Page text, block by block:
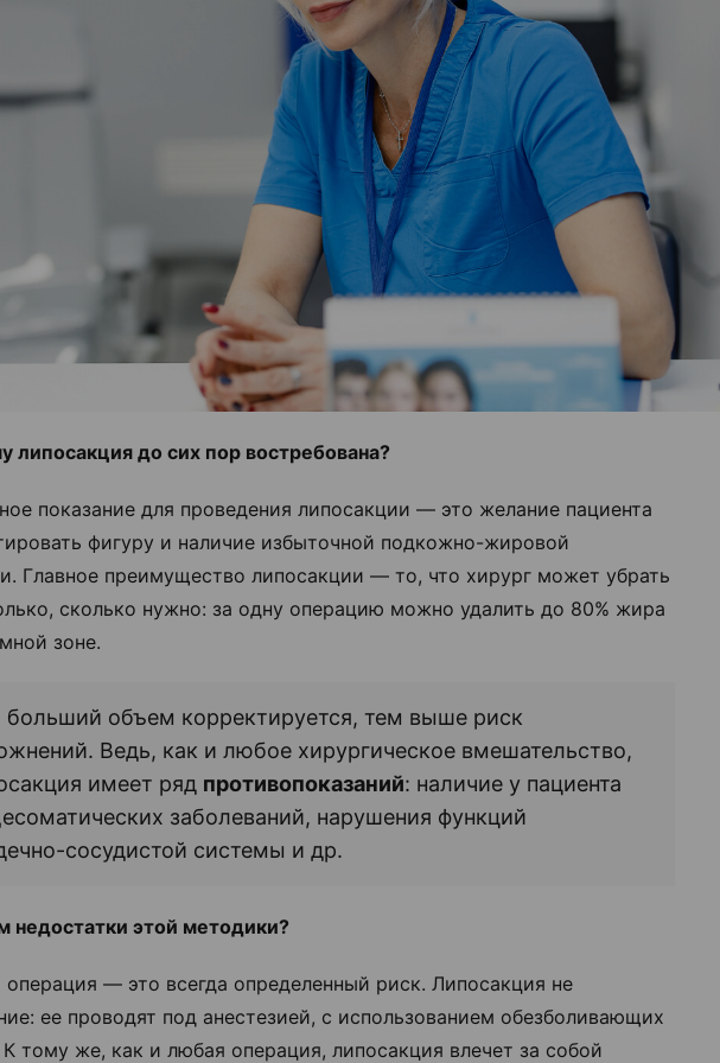
липосакция до сих пор востребована?
показание для проведения липосакции — это желание пациента
фигуру и наличие избыточной подкожно-жировой
Главное преимущество липосакции — то, что хирург может убрать
сколько нужно: за одну операцию можно удалить до 80% жира
зоне.
объем корректируется, тем выше риск
Ведь, как и любое хирургическое вмешательство,
имеет ряд противопоказаний: наличие у пациента
заболеваний, нарушения функций
сосудистой системы и др.
недостатки этой методики?
— это всегда определенный риск. Липосакция не
ее проводят под анестезией, с использованием обезболивающих
К тому же, как и любая операция, липосакция влечет за собой